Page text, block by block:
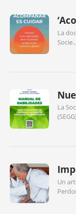
La
La
Un